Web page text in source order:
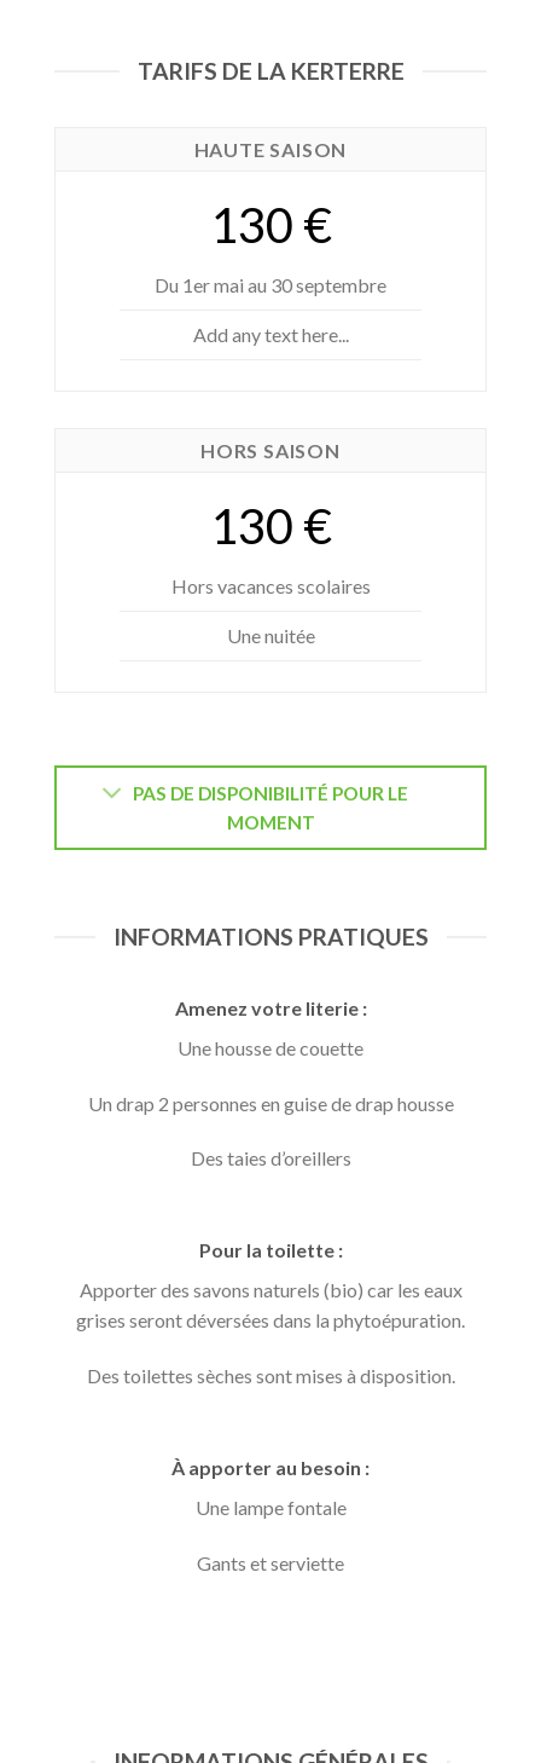
TARIFS DE LA KERTERRE
HAUTE SAISON
130 €
Du 1er mai au 30 septembre
Add any text here...
HORS SAISON
130 €
Hors vacances scolaires
Une nuitée
PAS DE DISPONIBILITÉ POUR LE
MOMENT
INFORMATIONS PRATIQUES
Amenez votre literie :
Une housse de couette
Un drap 2 personnes en guise de drap housse
Des taies d’oreillers
Pour la toilette :
Apporter des savons naturels (bio) car les eaux
grises seront déversées dans la phytoépuration.
Des toilettes sèches sont mises à disposition.
À apporter au besoin :
Une lampe fontale
Gants et serviette